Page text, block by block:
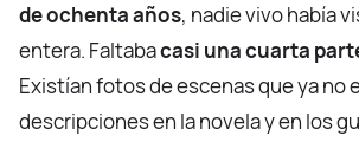
de ochenta años, nadie vivo había
entera. Faltabacasi una cuarta
Existían fotos de escenas que ya no
descripciones en la novela y en los